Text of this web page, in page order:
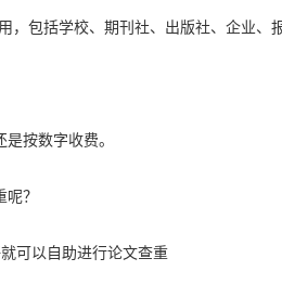
，包括学校、期刊社、出版社、企业、
按数字收费。
？
可以自助进行论文查重